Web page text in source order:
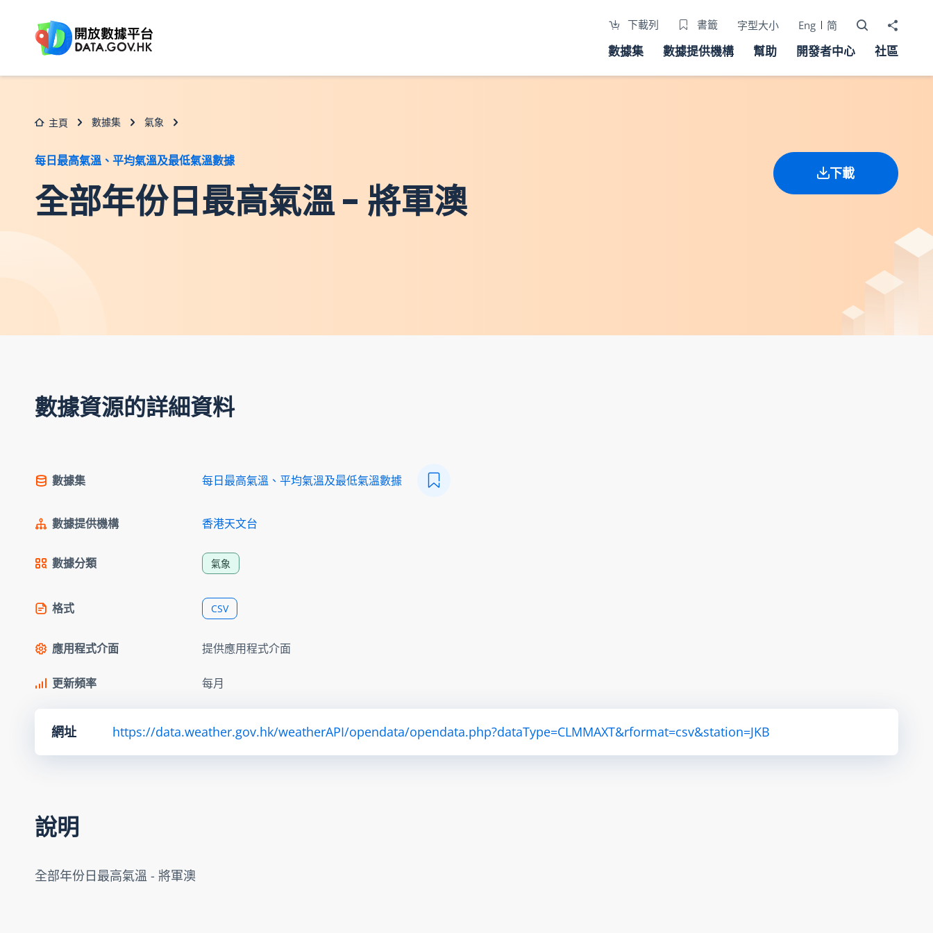
下載列 書籤 字型大小 Eng 简 打開搜尋器
分享至
數據集 數據提供機構 幫助 開發者中心 社區
主頁 數據集 氣象
每日最高氣溫、平均氣溫及最低氣溫數據
全部年份日最高氣溫 - 將軍澳
下載
數據資源的詳細資料
數據集 每日最高氣溫、平均氣溫及最低氣溫數據
數據提供機構 香港天文台
數據分類 氣象
格式 CSV
應用程式介面 提供應用程式介面
更新頻率 每月
網址 https://data.weather.gov.hk/weatherAPI/opendata/opendata.php?dataType=CLMMAXT&rformat=csv&station=JKB
說明
全部年份日最高氣溫 - 將軍澳